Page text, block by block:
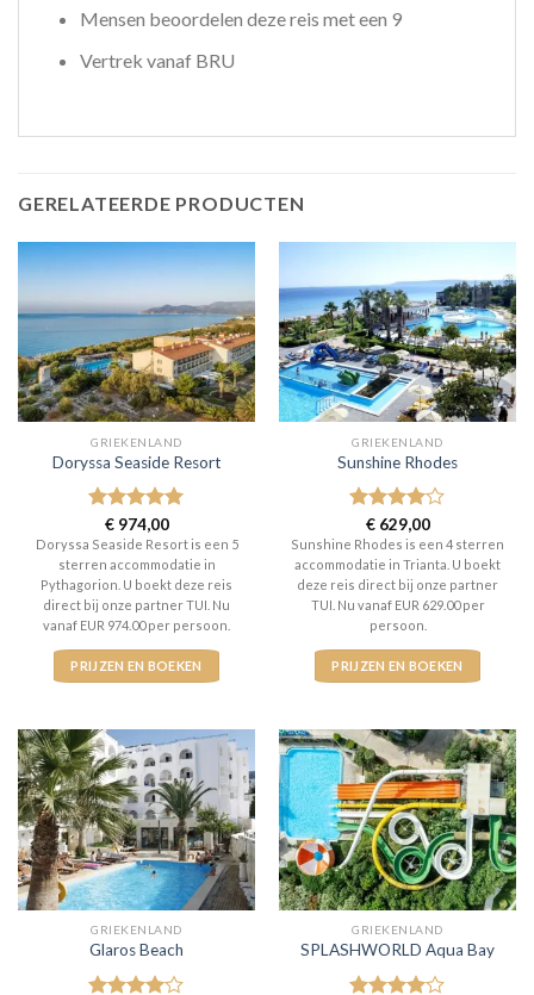
Mensen beoordelen deze reis met een 9
Vertrek vanaf BRU
GERELATEERDE PRODUCTEN
GRIEKENLAND
Doryssa Seaside Resort
Gewaardeerd
5uit 5
€974,00
Doryssa Seaside Resort is een 5
sterren accommodatie in
Pythagorion. U boekt deze reis
direct bij onze partner TUI. Nu
vanaf EUR 974.00 per persoon.
PRIJZEN EN BOEKEN
GRIEKENLAND
Sunshine Rhodes
Gewaardeerd
4uit 5
€629,00
Sunshine Rhodes is een 4 sterren
accommodatie in Trianta. U boekt
deze reis direct bij onze partner
TUI. Nu vanaf EUR 629.00 per
persoon.
PRIJZEN EN BOEKEN
GRIEKENLAND
Glaros Beach
GRIEKENLAND
SPLASHWORLD Aqua Bay